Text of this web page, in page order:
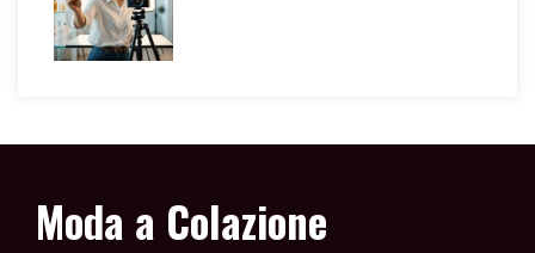
Moda a Colazione